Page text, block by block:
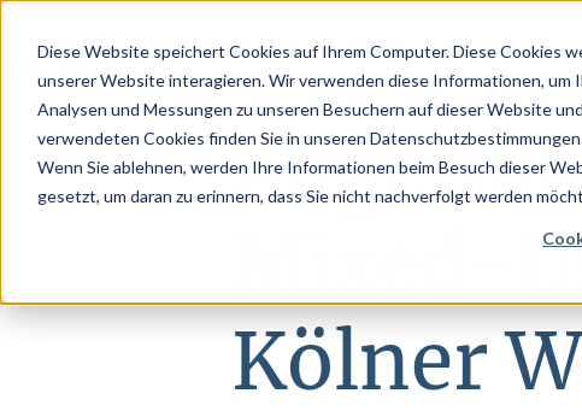
Diese Website speichert Cookies auf Ihrem Computer. Diese Cookies
unserer Website interagieren. Wir verwenden diese Informationen, um
Analysen und Messungen zu unseren Besuchern auf dieser Website
verwendeten Cookies finden Sie in unseren
Wenn Sie ablehnen, werden Ihre Informationen beim Besuch dieser
gesetzt, um daran zu erinnern, dass Sie nicht nachverfolgt werden
Mixed-
Kölner